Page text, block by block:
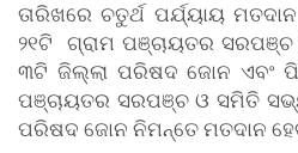
ତାରିଖରେ ଚତୁର୍ଥ ପର୍ଯ୍ୟାୟ
୨୧ଟି ଗ୍ରାମ ପଞ୍ଚାୟତର ସରପଞ୍ଚ
୩ଟି ଜିଲ୍ଲା ପରିଷଦ ଜୋନ ଏବଂ
ପଞ୍ଚାୟତର ସରପଞ୍ଚ ଓ ସମିତି
ପରିଷଦ ଜୋନ ନିମନ୍ତେ ମତଦାନ